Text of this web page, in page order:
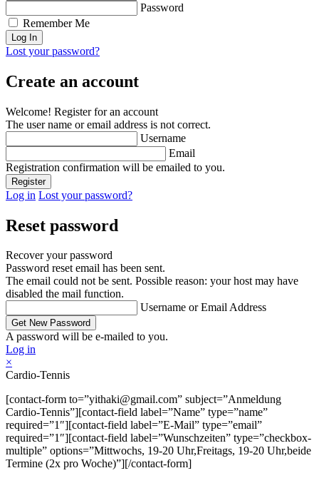
Password
Remember Me
Lost your password?
Create an account
Welcome! Register for an account
The user name or email address is not correct.
Username
Email
Registration confirmation will be emailed to you.
Log in Lost your password?
Reset password
Recover your password
Password reset email has been sent.
The email could not be sent. Possible reason: your host may have
disabled the mail function.
Username or Email Address
A password will be e-mailed to you.
Log in
×
Cardio-Tennis
[contact-form to=”yithaki@gmail.com” subject=”Anmeldung
Cardio-Tennis”][contact-field label=”Name” type=”name”
required=”1″][contact-field label=”E-Mail” type=”email”
required=”1″][contact-field label=”Wunschzeiten” type=”checkbox-
multiple” options=”Mittwochs, 19-20 Uhr,Freitags, 19-20 Uhr,beide
Termine (2x pro Woche)”][/contact-form]